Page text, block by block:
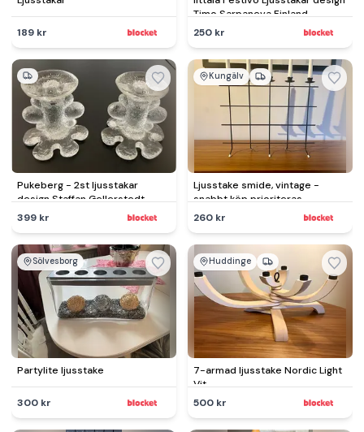
189 kr
Timo Sarpaneva Finland
250 kr
Pukeberg - 2st ljusstakar
design Staffan Gellerstedt
399 kr
Kungälv
Ljusstake smide, vintage -
snabbt köp prioriteras
260 kr
Sölvesborg
Partylite ljusstake
300 kr
Huddinge
7-armad ljusstake Nordic Light
Vit
500 kr